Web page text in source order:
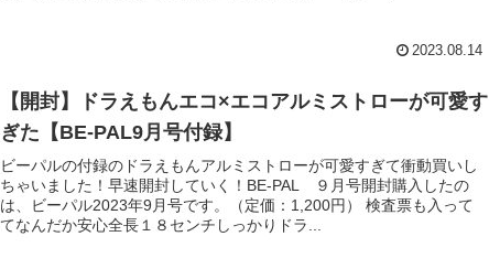
2023.08.14
【開封】ドラえもんエコ×エコアルミストローが可愛す
ぎた【BE-PAL9月号付録】
ビーパルの付録のドラえもんアルミストローが可愛すぎて衝動買いし
ちゃいました！早速開封していく！BE-PAL ９月号開封購入したの
は、ビーパル2023年9月号です。（定価：1,200円） 検査票も入って
てなんだか安心全長１８センチしっかりドラ...